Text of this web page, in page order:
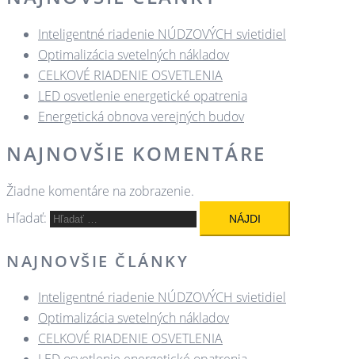
Inteligentné riadenie NÚDZOVÝCH svietidiel
Optimalizácia svetelných nákladov
CELKOVÉ RIADENIE OSVETLENIA
LED osvetlenie energetické opatrenia
Energetická obnova verejných budov
NAJNOVŠIE KOMENTÁRE
Žiadne komentáre na zobrazenie.
Hľadať:
NAJNOVŠIE ČLÁNKY
Inteligentné riadenie NÚDZOVÝCH svietidiel
Optimalizácia svetelných nákladov
CELKOVÉ RIADENIE OSVETLENIA